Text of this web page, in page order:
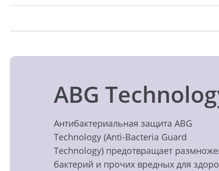
ABG
Антибактериальная защита ABG
Technology (Anti-Bacteria Guard
Technology) предотвращает
бактерий и прочих вредных для